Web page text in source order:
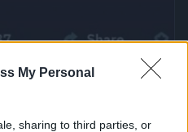
My Personal
sharing to third parties, or